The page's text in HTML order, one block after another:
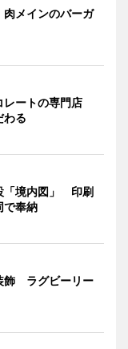
メインのバーガ
レートの専門店
わる
「境内図」 印刷
で奉納
飾 ラグビーリー